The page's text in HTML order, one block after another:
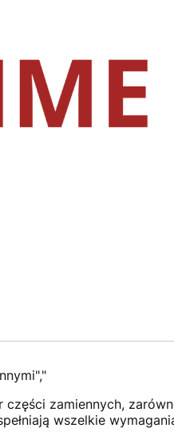
zamiennych,
wszelkie